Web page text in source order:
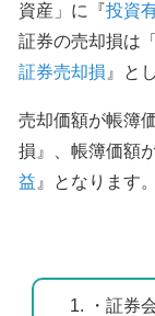
資産」に『 投資
証券の売却損は
証券売却損』と
売却価額が帳簿
損』、帳簿価額
益』となります。
・証券